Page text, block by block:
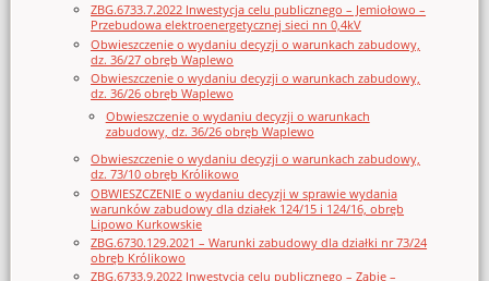
ZBG.6733.7.2022 Inwestycja celu publicznego – Jemiołowo –
Przebudowa elektroenergetycznej sieci nn 0,4kV
Obwieszczenie o wydaniu decyzji o warunkach zabudowy,
dz. 36/27 obręb Waplewo
Obwieszczenie o wydaniu decyzji o warunkach zabudowy,
dz. 36/26 obręb Waplewo
Obwieszczenie o wydaniu decyzji o warunkach
zabudowy, dz. 36/26 obręb Waplewo
Obwieszczenie o wydaniu decyzji o warunkach zabudowy,
dz. 73/10 obręb Królikowo
OBWIESZCZENIE o wydaniu decyzji w sprawie wydania
warunków zabudowy dla działek 124/15 i 124/16, obręb
Lipowo Kurkowskie
ZBG.6730.129.2021 – Warunki zabudowy dla działki nr 73/24
obręb Królikowo
ZBG.6733.9.2022 Inwestycja celu publicznego – Ząbie –